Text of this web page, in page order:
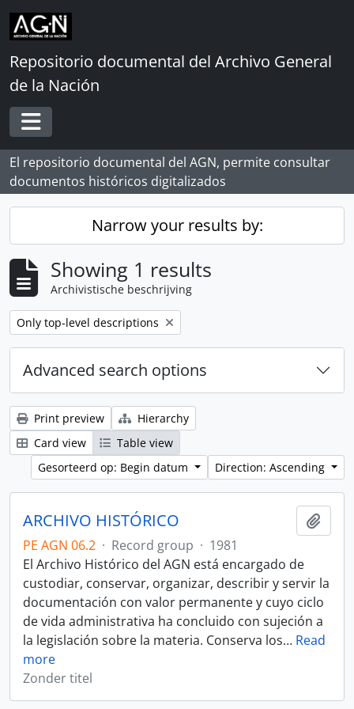
Skip to main content
Repositorio documental del Archivo General
de la Nación
Toggle navigation
El repositorio documental del AGN, permite consultar
documentos históricos digitalizados
Narrow your results by:
Showing 1 results
Archivistische beschrijving
Remove filter:
Only top-level descriptions
Advanced search options
Print preview
Hierarchy
Card view
Table view
Gesorteerd op: Begin datum
Direction: Ascending
ARCHIVO HISTÓRICO
PE AGN 06.2 · Record group · 1981
El Archivo Histórico del AGN está encargado de
custodiar, conservar, organizar, describir y servir la
documentación con valor permanente y cuyo ciclo
de vida administrativa ha concluido con sujeción a
la legislación sobre la materia. Conserva los… Read
more
Zonder titel